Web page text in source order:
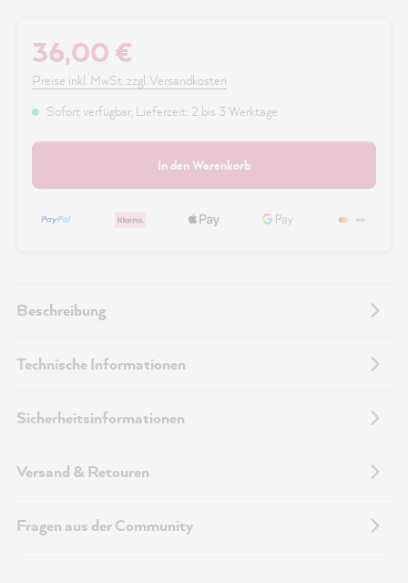
36,00 €
Preise inkl. MwSt. zzgl. Versandkosten
Sofort verfügbar, Lieferzeit: 2 bis 3 Werktage
In den Warenkorb
Beschreibung
Technische Informationen
Sicherheitsinformationen
Versand & Retouren
Fragen aus der Community